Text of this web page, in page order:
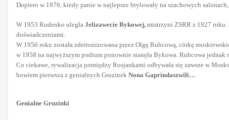
Dopiero w 1976, kiedy panie w najlepsze brylowały na szachowych
W 1953 Rudenko uległa Jelizawecie Bykowej, mistrzyni ZSRR z 1927 roku.
doświadczeniami.
W 1956 roku została zdetronizowana przez Olgę Rubcową, córkę
w 1958 na najwyższym podium ponownie stanęła Bykowa. Rubcowa
Co ciekawe, rywalizacja pomiędzy Rosjankami odbywała się zawsze w
bowiem pierwsza z genialnych Gruzinek Nona Gaprindaszwili…
Genialne Gruzinki